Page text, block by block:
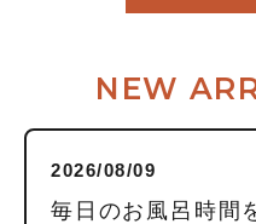
NEW
2026/08/09